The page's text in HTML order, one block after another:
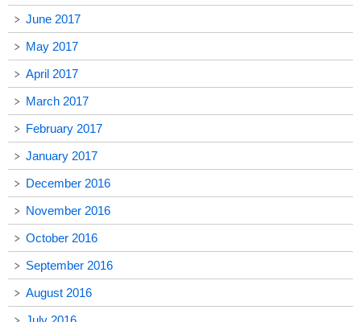
June 2017
May 2017
April 2017
March 2017
February 2017
January 2017
December 2016
November 2016
October 2016
September 2016
August 2016